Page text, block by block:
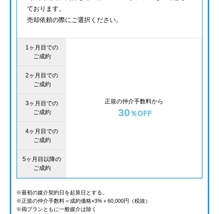
ております。
売却依頼の際にご選択ください。
1ヶ月目での
ご成約
正規の仲介手数料から
30 ％OFF
2ヶ月目での
ご成約
3ヶ月目での
ご成約
4ヶ月目での
ご成約
5ヶ月目以降の
ご成約
※最初の媒介契約日を起算日とする。
※正規の仲介手数料＝成約価格×3%＋60,000円（税抜）
※両プランともに一般媒介は除く